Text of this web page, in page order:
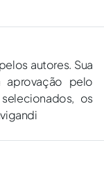
autores. Sua
aprovação pelo
os